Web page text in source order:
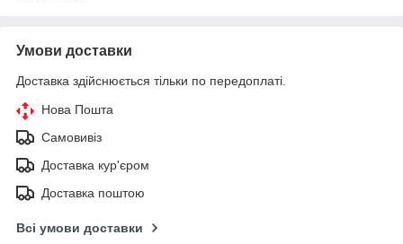
Умови доставки
Доставка здійснюється тільки по передоплаті.
Нова Пошта
Самовивіз
Доставка кур'єром
Доставка поштою
Всі умови доставки